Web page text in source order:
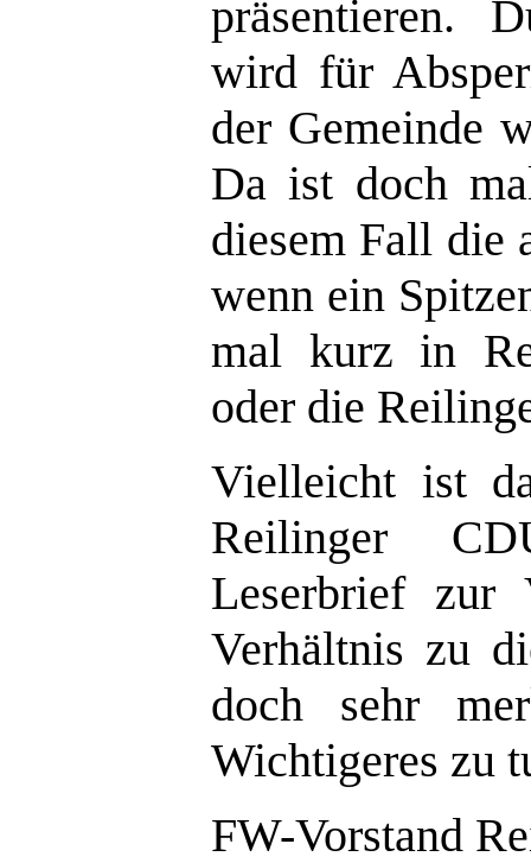
präsentieren.
wird für
der Gemeinde
Da ist doch
diesem Fall die
wenn ein
mal kurz in
oder die
Vielleicht ist
Reilinger
Leserbrief zur
Verhältnis zu
doch sehr
Wichtigeres zu
FW-Vorstand